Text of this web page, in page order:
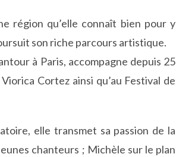
région qu’elle connaît bien pour y
son riche parcours artistique.
à Paris, accompagne depuis 25
Cortez ainsi qu’au Festival de
elle transmet sa passion de la
chanteurs ; Michèle sur le plan